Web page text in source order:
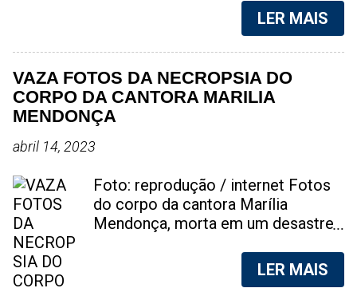
tarde deste sábado, na Favela do
Caramujo, localizada em Niterói, na
Região Metropolitana do Rio de
Janeiro. A suspeita é de que ele
estava exercendo sua atividade
profissional quando adentrou na
região para atender uma corrida.
No decorrer do trajeto, ele foi
tráfico de drogas, o que o deixou
extremamente assustado. Em um
momento de pânico, ele tentou
criminosos reagiram atirando
contra o automóvel, atingindo
LER MAIS
VAZA FOTOS DA NECROPSIA DO
CORPO DA CANTORA MARILIA
MENDONÇA
abril 14, 2023
Foto: reprodução / internet Fotos
do corpo da cantora Marília
Mendonça, morta em um desastre
foram vazadas na internet. A
divulgação de fotos do corpo de
LER MAIS